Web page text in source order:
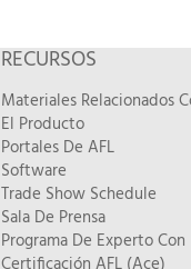
RECURSOS
Materiales Relacionados
El Producto
Portales De AFL
Software
Trade Show Schedule
Sala De Prensa
Programa De Experto Con